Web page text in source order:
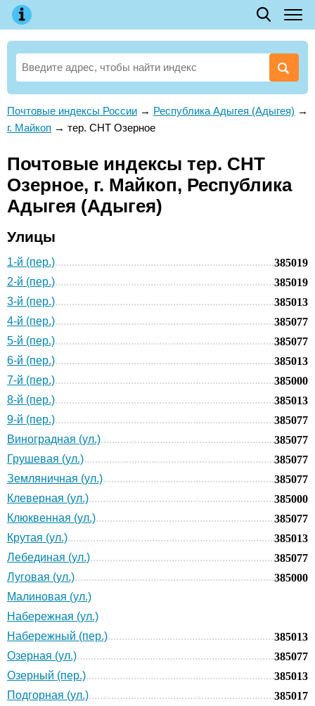
Почтовые индексы России → Республика Адыгея (Адыгея) →
г. Майкоп → тер. СНТ Озерное
Почтовые индексы тер. СНТ
Озерное, г. Майкоп, Республика
Адыгея (Адыгея)
Улицы
1-й (пер.)
385019
2-й (пер.)
385019
3-й (пер.)
385013
4-й (пер.)
385077
5-й (пер.)
385077
6-й (пер.)
385013
7-й (пер.)
385000
8-й (пер.)
385013
9-й (пер.)
385077
Виноградная (ул.)
385077
Грушевая (ул.)
385077
Земляничная (ул.)
385077
Клеверная (ул.)
385000
Клюквенная (ул.)
385077
Крутая (ул.)
385013
Лебединая (ул.)
385077
Луговая (ул.)
385000
Малиновая (ул.)
Набережная (ул.)
Набережный (пер.)
385013
Озерная (ул.)
385077
Озерный (пер.)
385013
Подгорная (ул.)
385017